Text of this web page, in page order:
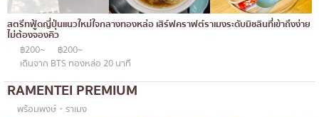
สตรีทฟู้ดญี่ปุ่นแนวใหม่ใจกลางทองหล่อ เสิร์ฟคราฟต์ราเมงระดับมิชลินที่เข้าถึงง่าย
ไม่ต้องจองคิว
฿200~
฿200~
เดินจาก BTS ทองหล่อ 20 นาที
RAMENTEI PREMIUM
พร้อมพงษ์・ราเมง